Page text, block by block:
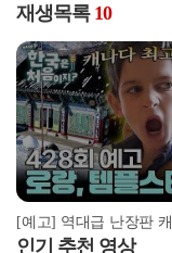
재생목록 10
인기 추천 영상